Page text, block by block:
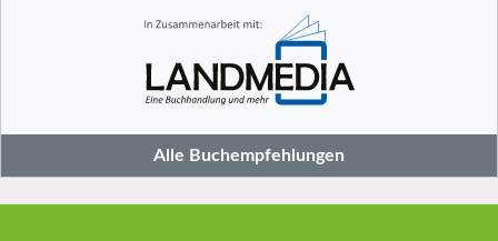
Alle Buchempfehlungen